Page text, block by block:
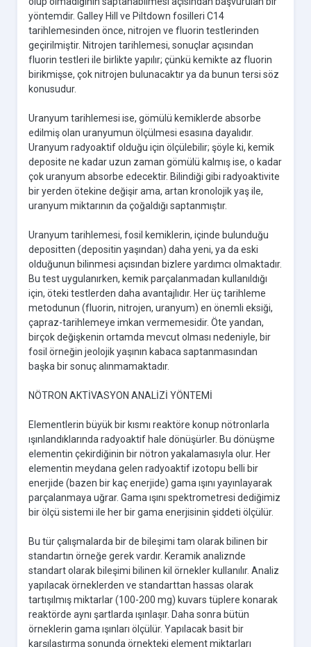
yöntemdir. Galley Hill ve Piltdown fosilleri C14
tarihlemesinden önce, nitrojen ve fluorin testlerinden
geçirilmiştir. Nitrojen tarihlemesi, sonuçlar açısından
fluorin testleri ile birlikte yapılır; çünkü kemikte az fluorin
birikmişse, çok nitrojen bulunacaktır ya da bunun tersi söz
konusudur.
Uranyum tarihlemesi ise, gömülü kemiklerde absorbe
edilmiş olan uranyumun ölçülmesi esasına dayalıdır.
Uranyum radyoaktif olduğu için ölçülebilir; şöyle ki, kemik
deposite ne kadar uzun zaman gömülü kalmış ise, o kadar
çok uranyum absorbe edecektir. Bilindiği gibi radyoaktivite
bir yerden ötekine değişir ama, artan kronolojik yaş ile,
uranyum miktarının da çoğaldığı saptanmıştır.
Uranyum tarihlemesi, fosil kemiklerin, içinde bulunduğu
depositten (depositin yaşından) daha yeni, ya da eski
olduğunun bilinmesi açısından bizlere yardımcı olmaktadır.
Bu test uygulanırken, kemik parçalanmadan kullanıldığı
için, öteki testlerden daha avantajlıdır. Her üç tarihleme
metodunun (fluorin, nitrojen, uranyum) en önemli eksiği,
çapraz-tarihlemeye imkan vermemesidir. Öte yandan,
birçok değişkenin ortamda mevcut olması nedeniyle, bir
fosil örneğin jeolojik yaşının kabaca saptanmasından
başka bir sonuç alınmamaktadır.
NÖTRON AKTİVASYON ANALİZİ YÖNTEMİ
Elementlerin büyük bir kısmı reaktöre konup nötronlarla
ışınlandıklarında radyoaktif hale dönüşürler. Bu dönüşme
elementin çekirdiğinin bir nötron yakalamasıyla olur. Her
elementin meydana gelen radyoaktif izotopu belli bir
enerjide (bazen bir kaç enerjide) gama ışını yayınlayarak
parçalanmaya uğrar. Gama ışını spektrometresi dediğimiz
bir ölçü sistemi ile her bir gama enerjisinin şiddeti ölçülür.
Bu tür çalışmalarda bir de bileşimi tam olarak bilinen bir
standartın örneğe gerek vardır. Keramik analiznde
standart olarak bileşimi bilinen kil örnekler kullanılır. Analiz
yapılacak örneklerden ve standarttan hassas olarak
tartışılmış miktarlar (100-200 mg) kuvars tüplere konarak
reaktörde aynı şartlarda ışınlaşır. Daha sonra bütün
örneklerin gama ışınları ölçülür. Yapılacak basit bir
karşılaştırma sonunda örnekteki element miktarları